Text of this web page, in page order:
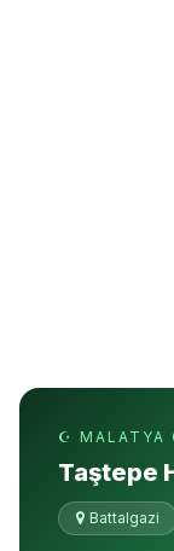
☪ MALATYA
Taştepe
Battalgazi